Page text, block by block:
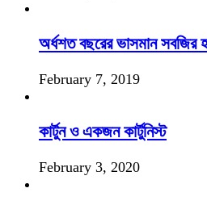
অর্ধশত বছরের ভাসমান সবজির
February 7, 2019
কার্টুন ও একজন কার্টুনিস্ট
February 3, 2020